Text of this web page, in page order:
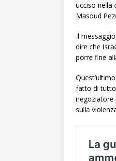
ucciso nella
Masoud
Il
dire che
porre fine
fatto di tutto
negoziatore
sulla